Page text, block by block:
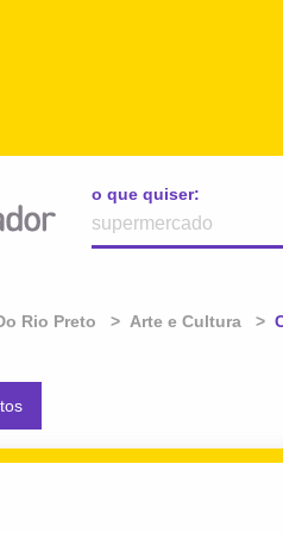
o que quiser:
Rio Preto Arte e Cultura